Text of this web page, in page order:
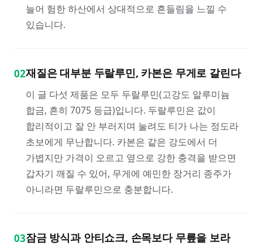
늘어 험한 하산에서 상대적으로 흔들림을 느낄 수
있습니다.
02재질은 대부분 두랄루민, 카본은 무게로 갈린다
이 글 다섯 제품은 모두 두랄루민(고강도 알루미늄
합금, 흔히 7075 등급)입니다. 두랄루민은 값이
합리적이고 잘 안 부러지며 눌려도 티가 나는 정도라
초보에게 무난합니다. 카본은 같은 강도에서 더
가볍지만 가격이 오르고 옆으로 강한 충격을 받으면
갑자기 깨질 수 있어, 무게에 예민한 장거리 종주가
아니라면 두랄루민으로 충분합니다.
03잠금 방식과 안티쇼크, 손목보다 무릎을 보라